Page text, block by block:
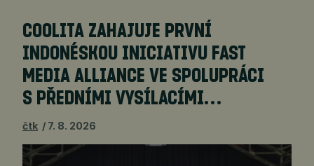
COOLITA ZAHAJUJE PRVNÍ
INDONÉSKOU INICIATIVU FAST
MEDIA ALLIANCE VE SPOLUPRÁCI
S PŘEDNÍMI VYSÍLACÍMI…
čtk 7. 8. 2026